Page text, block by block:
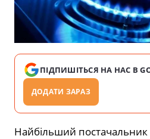
ПІДПИШІТЬСЯ НА НАС В
ДОДАТИ ЗАРАЗ
Найбільший постачальник